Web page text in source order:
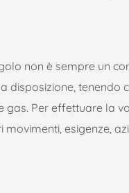
non è sempre un
disposizione, tenendo
gas. Per effettuare la
esigenze,